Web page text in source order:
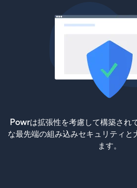
Powrは拡張性を考慮して構築され
な最先端の組み込みセキュリティと
ます。